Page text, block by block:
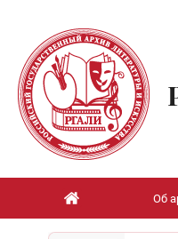
Об